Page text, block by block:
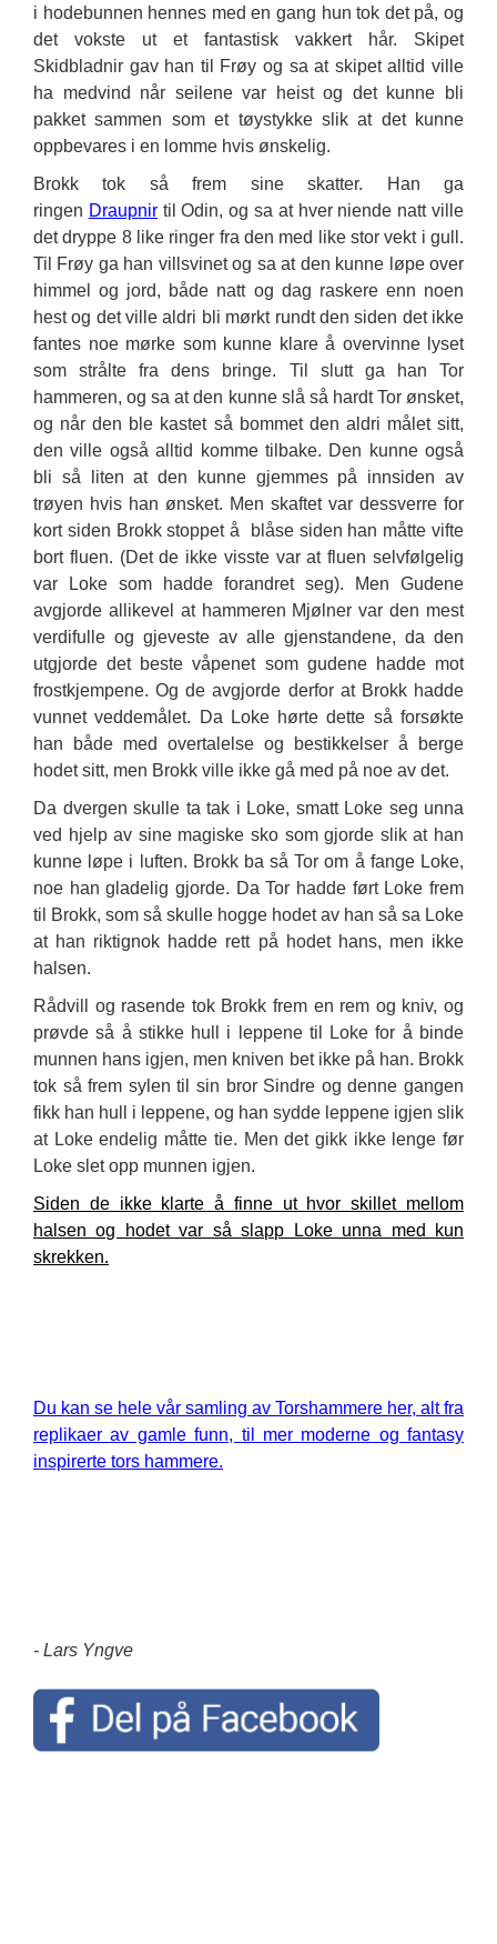
i hodebunnen hennes med en gang hun tok det på, og
det vokste ut et fantastisk vakkert hår. Skipet
Skidbladnir gav han til Frøy og sa at skipet alltid ville
ha medvind når seilene var heist og det kunne bli
pakket sammen som et tøystykke slik at det kunne
oppbevares i en lomme hvis ønskelig.
Brokk tok så frem sine skatter. Han ga
ringen Draupnirtil Odin, og sa at hver niende natt ville
det dryppe 8 like ringer fra den med like stor vekt i gull.
Til Frøy ga han villsvinet og sa at den kunne løpe over
himmel og jord, både natt og dag raskere enn noen
hest og det ville aldri bli mørkt rundt den siden det ikke
fantes noe mørke som kunne klare å overvinne lyset
som strålte fra dens bringe. Til slutt ga han Tor
hammeren, og sa at den kunne slå så hardt Tor ønsket,
og når den ble kastet så bommet den aldri målet sitt,
den ville også alltid komme tilbake. Den kunne også
bli så liten at den kunne gjemmes på innsiden av
trøyen hvis han ønsket. Men skaftet var dessverre for
kort siden Brokk stoppet å blåse siden han måtte vifte
bort fluen. (Det de ikke visste var at fluen selvfølgelig
var Loke som hadde forandret seg). Men Gudene
avgjorde allikevel at hammeren Mjølner var den mest
verdifulle og gjeveste av alle gjenstandene, da den
utgjorde det beste våpenet som gudene hadde mot
frostkjempene. Og de avgjorde derfor at Brokk hadde
vunnet veddemålet. Da Loke hørte dette så forsøkte
han både med overtalelse og bestikkelser å berge
hodet sitt, men Brokk ville ikke gå med på noe av det.
Da dvergen skulle ta tak i Loke, smatt Loke seg unna
ved hjelp av sine magiske sko som gjorde slik at han
kunne løpe i luften. Brokk ba så Tor om å fange Loke,
noe han gladelig gjorde. Da Tor hadde ført Loke frem
til Brokk, som så skulle hogge hodet av han så sa Loke
at han riktignok hadde rett på hodet hans, men ikke
halsen.
Rådvill og rasende tok Brokk frem en rem og kniv, og
prøvde så å stikke hull i leppene til Loke for å binde
munnen hans igjen, men kniven bet ikke på han. Brokk
tok så frem sylen til sin bror Sindre og denne gangen
fikk han hull i leppene, og han sydde leppene igjen slik
at Loke endelig måtte tie. Men det gikk ikke lenge før
Loke slet opp munnen igjen.
Siden de ikke klarte å finne ut hvor skillet mellom
halsen og hodet var så slapp Loke unna med kun
skrekken.
Du kan se hele vår samling av Torshammere her, alt fra
replikaer av gamle funn, til mer moderne og fantasy
inspirerte tors hammere.
- Lars Yngve